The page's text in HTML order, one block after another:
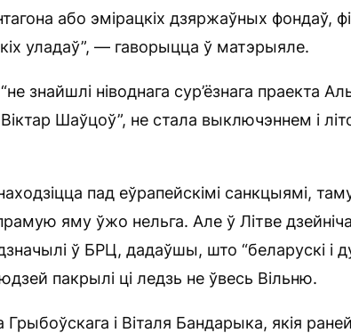
або эмірацкіх дзяржаўных фондаў,
уладаў”, — гаворыцца ў матэрыяле.
знайшлі ніводнага сур’ёзнага праекта
Шаўцоў”, не стала выключэннем і
пад еўрапейскімі санкцыямі,
яму ўжо нельга. Але ў Літве
ў БРЦ, дадаўшы, што “беларускі і
пакрылі ці ледзь не ўвесь Вільню.
і Віталя Бандарыка, якія